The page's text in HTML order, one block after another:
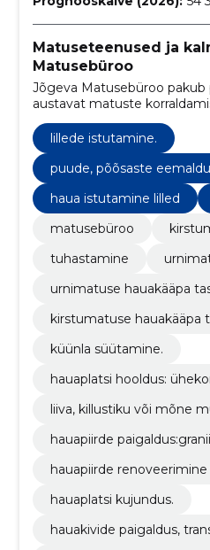
Matuseteenused ja
Matusebüroo
Jõgeva Matusebüroo pakub
austavat matuste
surnu transporti üle Eesti 24
lillede istutamine.
puude, põõsaste
haua istutamine lilled
matusebüroo
tuhastamine
urnimatuse hauakääpa
kirstumatuse hauakääpa
küünla süütamine.
hauaplatsi hooldus:
liiva, killustiku või mõne
hauapiirde
hauapiirde
hauaplatsi kujundus.
hauakivide paigaldus,